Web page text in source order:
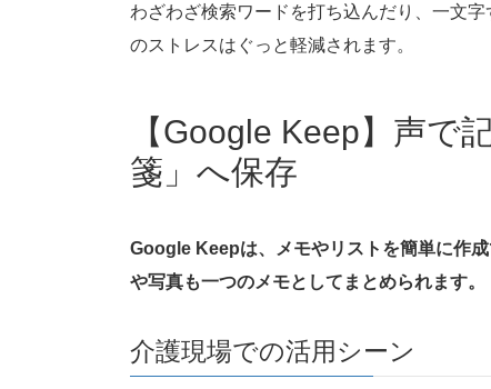
わざわざ検索ワードを打ち込んだり、一文
のストレスはぐっと軽減されます。
【Google Keep】声で
箋」へ保存
Google Keepは、メモやリストを簡単に作
や写真も一つのメモとしてまとめられます。
介護現場での活用シーン